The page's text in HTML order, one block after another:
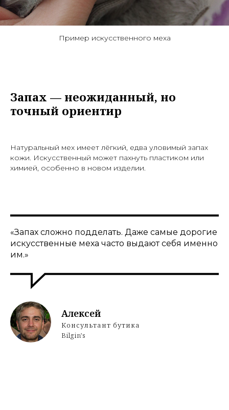
Пример искусственного меха
Запах — неожиданный, но
точный ориентир
Натуральный мех имеет лёгкий, едва уловимый запах
кожи. Искусственный может пахнуть пластиком или
химией, особенно в новом изделии.
«Запах сложно подделать. Даже самые дорогие
искусственные меха часто выдают себя именно
им.»
Алексей
Консультант бутика
Bilgin's